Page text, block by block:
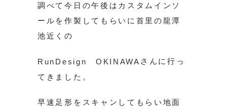
調べて今日の午後はカスタムインソ
ールを作製してもらいに首里の龍潭
池近くの
RunDesign OKINAWA さんに行っ
てきました。
早速足形をスキャンしてもらい地面